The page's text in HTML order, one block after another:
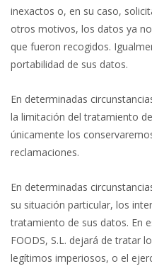
inexactos o, en su caso,
otros motivos, los datos ya
que fueron recogidos.
portabilidad de sus datos.
En determinadas
la limitación del tratamiento
únicamente los
reclamaciones.
En determinadas
su situación particular, los
tratamiento de sus datos. En
FOODS, S.L. dejará de tratar
legítimos imperiosos, o el